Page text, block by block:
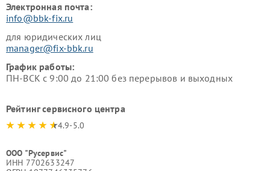
Электронная почта:
info@bbk-fix.ru
для юридических лиц
manager@fix-bbk.ru
График работы:
ПН-ВСК с 9:00 до 21:00 без перерывов и выходных
Рейтинг сервисного центра
4.9-5.0
ООО "Русервис"
ИНН 7702633247